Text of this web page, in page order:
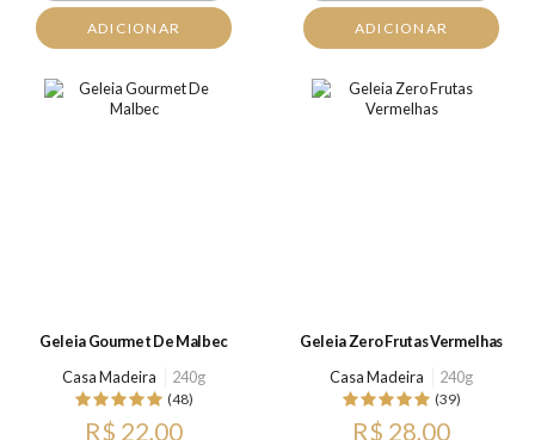
ADICIONAR ADICIONAR
Geleia Gourmet De Malbec
Casa Madeira
240g
(48)
R$ 22,00
Geleia Zero Frutas Vermelhas
Casa Madeira
240g
(39)
R$ 28,00